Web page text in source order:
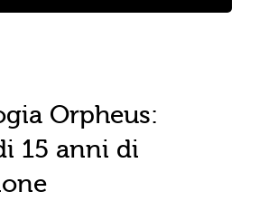
Orpheus:
15 anni di